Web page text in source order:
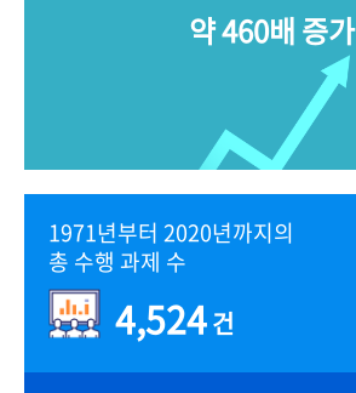
약 460배 증가
1971년부터 2020년까지의
총 수행 과제 수
4,524건